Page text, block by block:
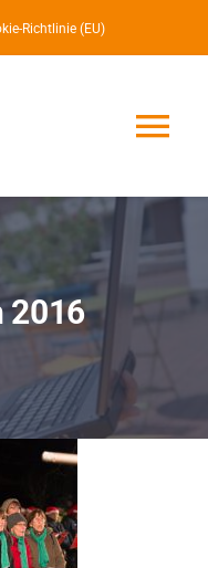
Richtlinie (EU)
2016